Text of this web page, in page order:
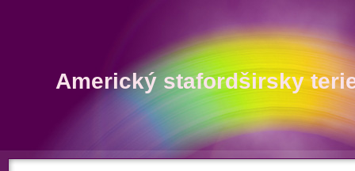
Americký stafordširsky